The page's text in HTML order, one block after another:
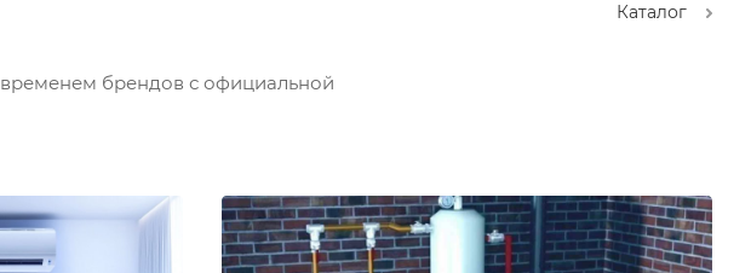
Каталог
временем брендов с официальной